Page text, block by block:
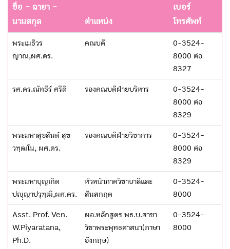
ชื่อ - ฉายา -
นามสกุล
ตำแหน่ง
เบอร์
โทรศัพท์
พระเมธีวร
ญาณ,ผศ.ดร.
คณบดี
0-3524-
8000 ต่อ
8327
รศ.ดร.ณัทธีร์ ศรีดี รองคณบดีฝ่ายบริหาร
0-3524-
8000 ต่อ
8329
พระมหาสุขสันต์ สุข
วฑฺฒโน, ผศ.ดร.
รองคณบดีฝ่ายวิชาการ
0-3524-
8000 ต่อ
8329
พระมหาบุญเกิด
ปญฺฺญาปวุฑฺฒี,ผศ.ดร.
หัวหน้าภาควิชาบาลีและ
สันสกฤต
0-3524-
8000
Asst. Prof. Ven.
W.Piyaratana,
Ph.D.
ผอ.หลักสูตร พธ.บ.สาขา
วิชาพระพุทธศาสนา(ภาษา
อังกฤษ)
0-3524-
8000